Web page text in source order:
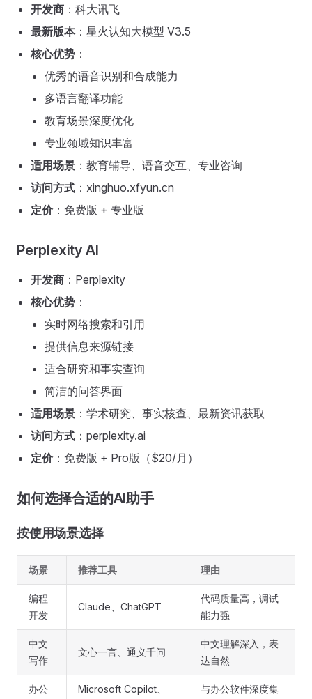
开发商 ：科大讯飞
最新版本：星火认知大模型 V3.5
核心优势 ：
优秀的语音识别和合成能力
多语言翻译功能
教育场景深度优化
专业领域知识丰富
适用场景 ：教育辅导、语音交互、专业咨询
访问方式 ：xinghuo.xfyun.cn
定价：免费版 + 专业版
Perplexity AI
开发商 ：Perplexity
核心优势 ：
实时网络搜索和引用
提供信息来源链接
适合研究和事实查询
简洁的问答界面
适用场景 ：学术研究、事实核查、最新资讯获取
访问方式 ：perplexity.ai
定价：免费版 + Pro版（$20/月）
如何选择合适的AI助手
按使用场景选择
场景 推荐工具 理由
编程
开发
Claude、ChatGPT
代码质量高，调试
能力强
中文
写作
文心一言、通义千问
中文理解深入，表
达自然
办公
Microsoft Copilot、
与办公软件深度集